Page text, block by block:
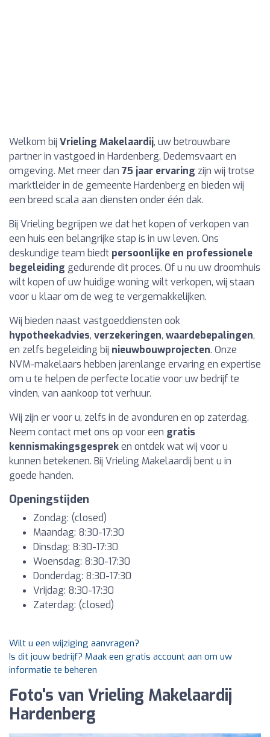
Welkom bij Vrieling Makelaardij, uw betrouwbare
partner in vastgoed in Hardenberg, Dedemsvaart en
omgeving. Met meer dan 75 jaar ervaring zijn wij trotse
marktleider in de gemeente Hardenberg en bieden wij
een breed scala aan diensten onder één dak.
Bij Vrieling begrijpen we dat het kopen of verkopen van
een huis een belangrijke stap is in uw leven. Ons
deskundige team biedt persoonlijke en professionele
begeleiding gedurende dit proces. Of u nu uw droomhuis
wilt kopen of uw huidige woning wilt verkopen, wij staan
voor u klaar om de weg te vergemakkelijken.
Wij bieden naast vastgoeddiensten ook
hypotheekadvies, verzekeringen, waardebepalingen,
en zelfs begeleiding bij nieuwbouwprojecten. Onze
NVM-makelaars hebben jarenlange ervaring en expertise
om u te helpen de perfecte locatie voor uw bedrijf te
vinden, van aankoop tot verhuur.
Wij zijn er voor u, zelfs in de avonduren en op zaterdag.
Neem contact met ons op voor een gratis
kennismakingsgespreken ontdek wat wij voor u
kunnen betekenen. Bij Vrieling Makelaardij bent u in
goede handen.
Openingstijden
Zondag: (closed)
Maandag: 8:30-17:30
Dinsdag: 8:30-17:30
Woensdag: 8:30-17:30
Donderdag: 8:30-17:30
Vrijdag: 8:30-17:30
Zaterdag: (closed)
Wilt u een wijziging aanvragen?
Is dit jouw bedrijf? Maak een gratis account aan om uw
informatie te beheren
Foto's van Vrieling Makelaardij
Hardenberg